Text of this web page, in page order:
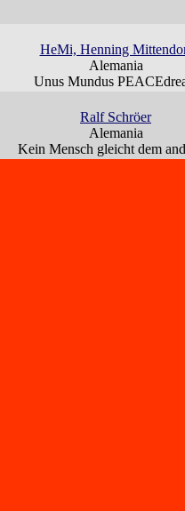
HeMi, Henning
Alemania
Unus Mundus
Ralf Schröer
Alemania
Kein Mensch gleicht dem